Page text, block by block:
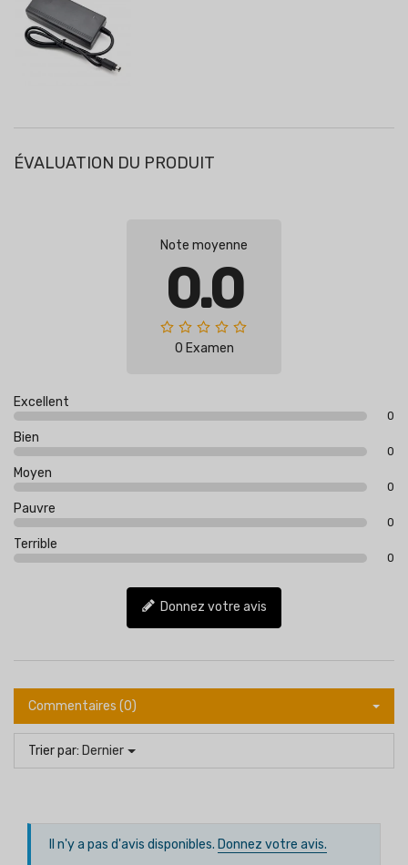
ÉVALUATION DU PRODUIT
Note moyenne
0.0
0 Examen
Excellent
0
Bien
0
Moyen
0
Pauvre
0
Terrible
0
Donnez votre avis
Commentaires (0)
Trier par: Dernier
Il n'y a pas d'avis disponibles. Donnez votre avis.